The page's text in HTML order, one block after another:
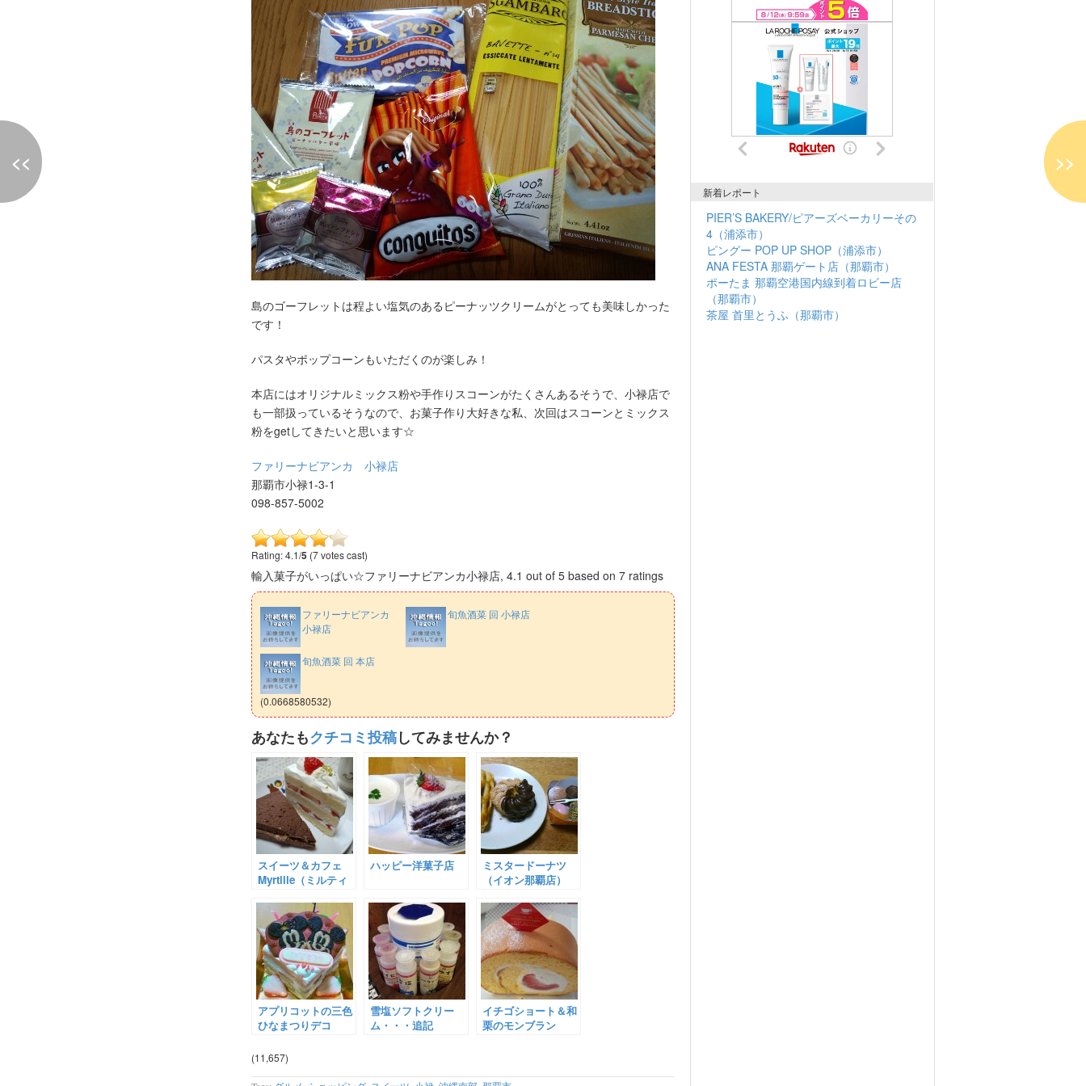
島のゴーフレットは程よい塩気のあるピーナッツクリームがとっても美味しかった
です！
パスタやポップコーンもいただくのが楽しみ！
本店にはオリジナルミックス粉や手作りスコーンがたくさんあるそうで、小禄店で
も一部扱っているそうなので、お菓子作り大好きな私、次回はスコーンとミックス
粉をgetしてきたいと思います☆
ファリーナビアンカ 小禄店
那覇市小禄1-3-1
098-857-5002
Rating: 4.1/5 (7 votes cast)
輸入菓子がいっぱい☆ファリーナビアンカ小禄店, 4.1 out of 5 based on 7 ratings
ファリーナビアンカ
小禄店
旬魚酒菜 回 小禄店
旬魚酒菜 回 本店
(0.0668580532)
あなたもクチコミ投稿してみませんか？
スイーツ＆カフェ
Myrtille（ミルティ
ハッピー洋菓子店
ミスタードーナツ
（イオン那覇店）
アプリコットの三色
ひなまつりデコ
雪塩ソフトクリー
ム・・・追記
イチゴショート＆和
栗のモンブラン
(11,657)
新着レポート
PIER’S BAKERY/ピアーズベーカリーその
4（浦添市）
ピングー POP UP SHOP（浦添市）
ANA FESTA 那覇ゲート店（那覇市）
ポーたま 那覇空港国内線到着ロビー店
（那覇市）
茶屋 首里とうふ（那覇市）
<< >>